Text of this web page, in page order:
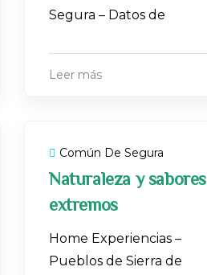
Segura – Datos de
Leer más
Común De Segura
Naturaleza y sabores
extremos
Home Experiencias –
Pueblos de Sierra de